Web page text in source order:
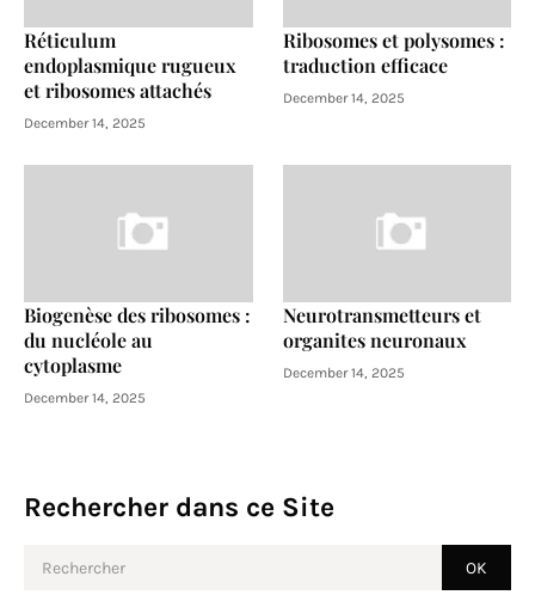
Réticulum
endoplasmique rugueux
et ribosomes attachés
December 14, 2025
Ribosomes et polysomes :
traduction efficace
December 14, 2025
Biogenèse des ribosomes :
du nucléole au
cytoplasme
December 14, 2025
Neurotransmetteurs et
organites neuronaux
December 14, 2025
Rechercher dans ce Site